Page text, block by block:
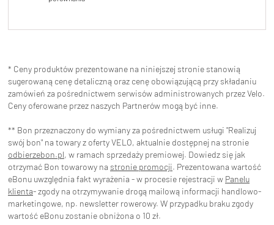
* Ceny produktów prezentowane na niniejszej stronie stanowią
sugerowaną cenę detaliczną oraz cenę obowiązującą przy składaniu
zamówień za pośrednictwem serwisów administrowanych przez Velo.
Ceny oferowane przez naszych Partnerów mogą być inne.
** Bon przeznaczony do wymiany za pośrednictwem usługi "Realizuj
swój bon" na towary z oferty VELO, aktualnie dostępnej na stronie
odbierzebon.pl, w ramach sprzedaży premiowej. Dowiedz się jak
otrzymać Bon towarowy na stronie promocji. Prezentowana wartość
eBonu uwzględnia fakt wyrażenia - w procesie rejestracji w Panelu
klienta- zgody na otrzymywanie drogą mailową informacji handlowo-
marketingowe, np. newsletter rowerowy. W przypadku braku zgody
wartość eBonu zostanie obniżona o 10 zł.